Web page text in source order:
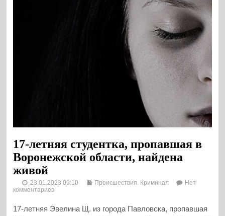
17-летняя студентка, пропавшая в
Воронежской области, найдена
живой
23.01.2023 09:10 Происшествия. Криминал
Нет
комментариев
17-летняя Эвелина Щ. из города Павловска, пропавшая